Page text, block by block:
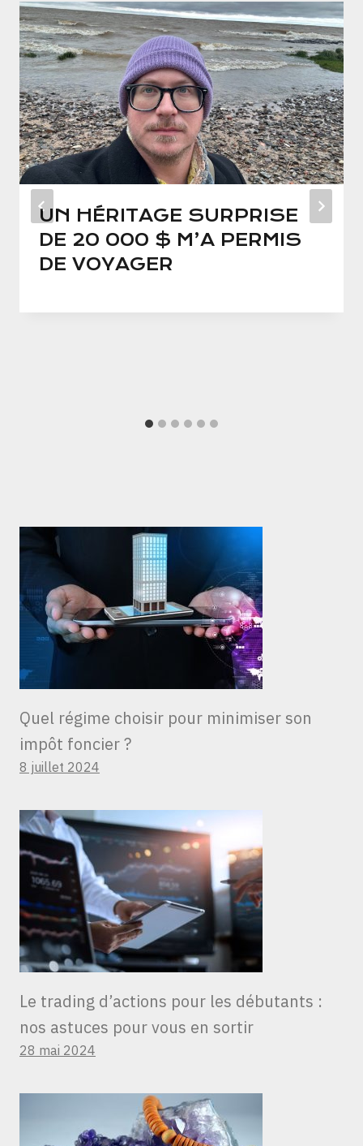
UN HÉRITAGE SURPRISE
DE 20 000 $ M’A PERMIS
DE VOYAGER
Quel régime choisir pour minimiser son
impôt foncier ?
8 juillet 2024
Le trading d’actions pour les débutants :
nos astuces pour vous en sortir
28 mai 2024